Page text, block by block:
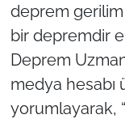
deprem
bir depremdir
Deprem
medya hesabı
yorumlayarak,